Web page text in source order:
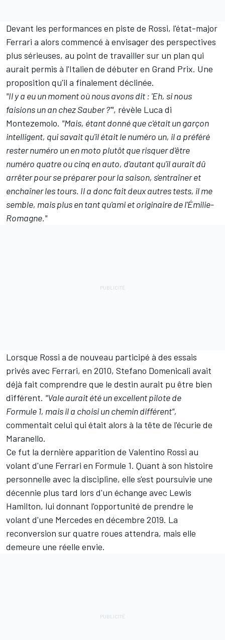
Devant les performances en piste de Rossi, l'état-major
Ferrari a alors commencé à envisager des perspectives
plus sérieuses, au point de travailler sur un plan qui
aurait permis à l'Italien de débuter en Grand Prix. Une
proposition qu'il a finalement déclinée.
"Il y a eu un moment où nous avons dit : 'Eh, si nous
faisions un an chez Sauber ?'", révèle Luca di
Montezemolo. "Mais, étant donné que c'était un garçon
intelligent, qui savait qu'il était le numéro un, il a préféré
rester numéro un en moto plutôt que risquer d'être
numéro quatre ou cinq en auto, d'autant qu'il aurait dû
arrêter pour se préparer pour la saison, s'entraîner et
enchaîner les tours. Il a donc fait deux autres tests, il me
semble, mais plus en tant qu'ami et originaire de l'Émilie-
Romagne."
Lorsque Rossi a de nouveau participé à des essais
privés avec Ferrari, en 2010, Stefano Domenicali avait
déjà fait comprendre que le destin aurait pu être bien
différent. "Vale aurait été un excellent pilote de
Formule 1, mais il a choisi un chemin différent",
commentait celui qui était alors à la tête de l'écurie de
Maranello.
Ce fut la dernière apparition de Valentino Rossi au
volant d'une Ferrari en Formule 1. Quant à son histoire
personnelle avec la discipline, elle s'est poursuivie une
décennie plus tard lors d'un échange avec Lewis
Hamilton, lui donnant l'opportunité de prendre le
volant d'une Mercedes en décembre 2019. La
reconversion sur quatre roues attendra, mais elle
demeure une réelle envie.